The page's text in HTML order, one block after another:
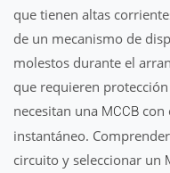
que tienen altas
de un mecanismo de
molestos durante el
que requieren
necesitan una MCCB con
instantáneo.
circuito y seleccionar un